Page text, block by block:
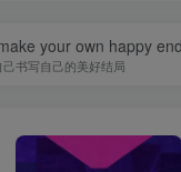
your own happy
书写自己的美好结局